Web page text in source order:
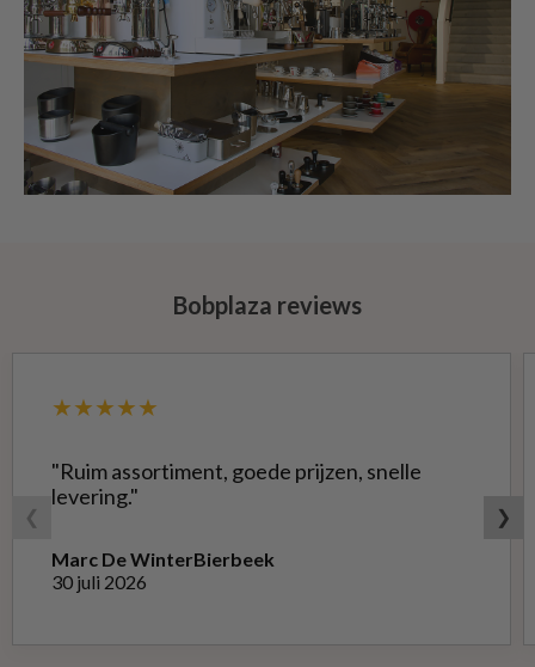
Bobplaza reviews
❮
★★★★★
"Ruim assortiment, goede prijzen, snelle
levering."
Marc De WinterBierbeek
30 juli 2026
❯